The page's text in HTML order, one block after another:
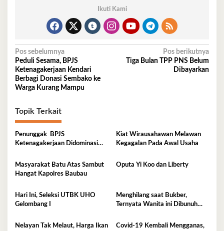
Ikuti Kami
Navigasi
pos
Pos sebelumnya
Peduli Sesama, BPJS
Ketenagakerjaan Kendari
Berbagi Donasi Sembako ke
Warga Kurang Mampu
Pos berikutnya
Tiga Bulan TPP PNS Belum
Dibayarkan
Topik Terkait
Penunggak BPJS
Ketenagakerjaan Didominasi
Kiat Wirausahawan Melawan
Kegagalan Pada Awal Usaha
Masyarakat Batu Atas Sambut
Hangat Kapolres Baubau
Oputa Yi Koo dan Liberty
Hari Ini, Seleksi UTBK UHO
Gelombang I
Menghilang saat Bukber,
Ternyata Wanita ini Dibunuh
Nelayan Tak Melaut, Harga Ikan
Covid-19 Kembali Mengganas,